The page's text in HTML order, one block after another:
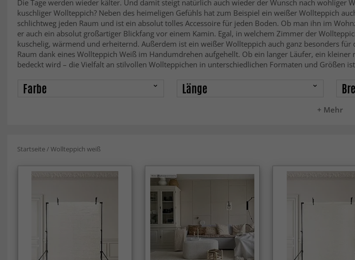
Die Tage werden wieder kälter. Und damit steigt natürlich auch wieder der Wunsch nach wohliger
kuschliger Wollteppich? Neben des heimeligen Gefühls hat zum Beispiel ein weißer Wollteppich
schlichtweg jeden Raum und ist ein absolut tolles Accessoire für jeden Boden. Ob man ihn im
er auch ein absolut großartiger Blickfang vor einem Kamin. Egal, in welchem Zimmer der
kuschelig, wärmend und erheiternd. Außerdem ist ein weißer Wollteppich auch ganz besonders
Raum dank eines Wollteppich Weiß im Handumdrehen aufgehellt. Ob ein langer Läufer, ein
bedeckt wird – die Vielfalt an stilvollen Wollteppichen in unterschiedlichen Formaten und Größen
+ Mehr
Farbe Länge
Startseite/Wollteppich weiß